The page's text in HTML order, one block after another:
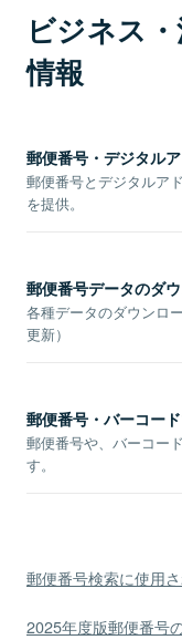
ビジネス
情報
郵便番号・デジタル
郵便番号とデジタルア
を提供。
郵便番号データのダ
各種データのダウンロ
更新）
郵便番号・バーコー
郵便番号や、バーコー
す。
郵便番号検索に使用
2025年度版郵便番号